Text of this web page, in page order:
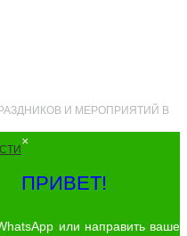
И МЕРОПРИЯТИЙ В
×
ПРИВЕТ!
или направить ваше